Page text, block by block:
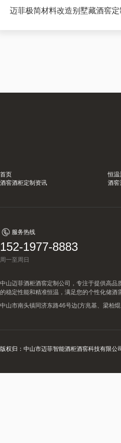
迈菲极简材料改造别墅藏酒窖
首页 恒温
酒窖酒柜定制资讯
酒窖
服务热线
152-1977-8883
周一至周日
中山迈菲酒柜酒窖定制公司，专注于提供高
的稳定性能和精准恒温，满足您的个性化储
中山市南头镇同济东路46号边(方兆基、梁柏
版权归：中山市迈菲智能酒柜酒窖科技有限公